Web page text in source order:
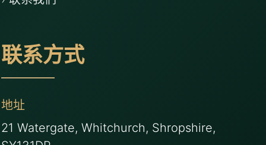
联系方式
地址
21 Watergate, Whitchurch, Shropshire,